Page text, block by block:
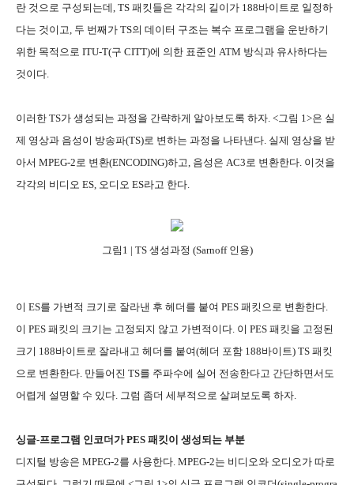
란 것으로 구성되는데, TS 패킷들은 각각의 길이가 188바이트로 일정하
다는 것이고, 두 번째가 TS의 데이터 구조는 복수 프로그램을 운반하기
위한 목적으로 ITU-T(구 CITT)에 의한 표준인 ATM 방식과 유사하다는
것이다.
이러한 TS가 생성되는 과정을 간략하게 알아보도록 하자. <그림 1>은 실
제 영상과 음성이 방송파(TS)로 변하는 과정을 나타낸다. 실제 영상을 받
아서 MPEG-2로 변환(ENCODING)하고, 음성은 AC3로 변환한다. 이것을
각각의 비디오 ES, 오디오 ES라고 한다.
그림1 | TS 생성과정 (Sarnoff 인용)
이 ES를 가변적 크기로 잘라낸 후 헤더를 붙여 PES 패킷으로 변환한다.
이 PES 패킷의 크기는 고정되지 않고 가변적이다. 이 PES 패킷을 고정된
크기 188바이트로 잘라내고 헤더를 붙여(헤더 포함 188바이트) TS 패킷
으로 변환한다. 만들어진 TS를 주파수에 실어 전송한다고 간단하면서도
어렵게 설명할 수 있다. 그럼 좀더 세부적으로 살펴보도록 하자.
싱글-프로그램 인코더가 PES 패킷이 생성되는 부분
디지털 방송은 MPEG-2를 사용한다. MPEG-2는 비디오와 오디오가 따로